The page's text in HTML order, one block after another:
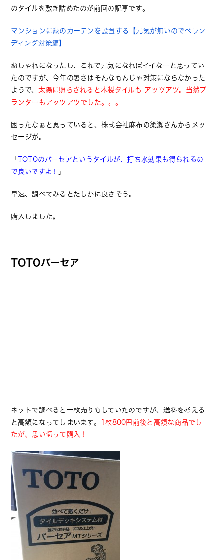
のタイルを敷き詰めたのが前回の記事です。
マンションに緑のカーテンを設置する【元気が無いのでべラン
ディング対策編】
おしゃれになったし、これで元気になればイイなーと思ってい
たのですが、今年の暑さはそんなもんじゃ対策にならなかった
ようで、 太陽に照らされると木製タイルも アッツアツ。当然プ
ランターもアッツアツでした。。。
困ったなぁと思っていると、株式会社麻布の簗瀬さんからメッ
セージが。
「 TOTOのバーセアというタイルが、打ち水効果も得られるの
で良いですよ！
」
早速、調べてみるとたしかに良さそう。
購入しました。
TOTOバーセア
ネットで調べると一枚売りもしていたのですが、送料を考える
と高額になってしまいます。
1枚800円前後と高額な商品でし
たが、思い切って購入！